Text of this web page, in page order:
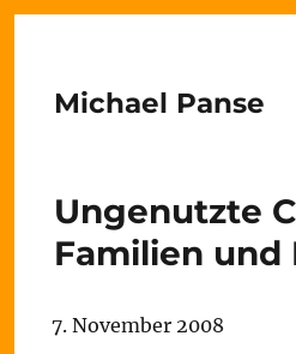
Michael Panse
Ungenutzte
Familien und
7. November 2008